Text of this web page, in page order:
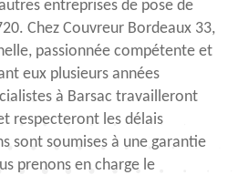
entreprises de pose de
Chez Couvreur Bordeaux 33,
passionnée compétente et
eux plusieurs années
à Barsac travailleront
respecteront les délais
sont soumises à une garantie
prenons en charge le